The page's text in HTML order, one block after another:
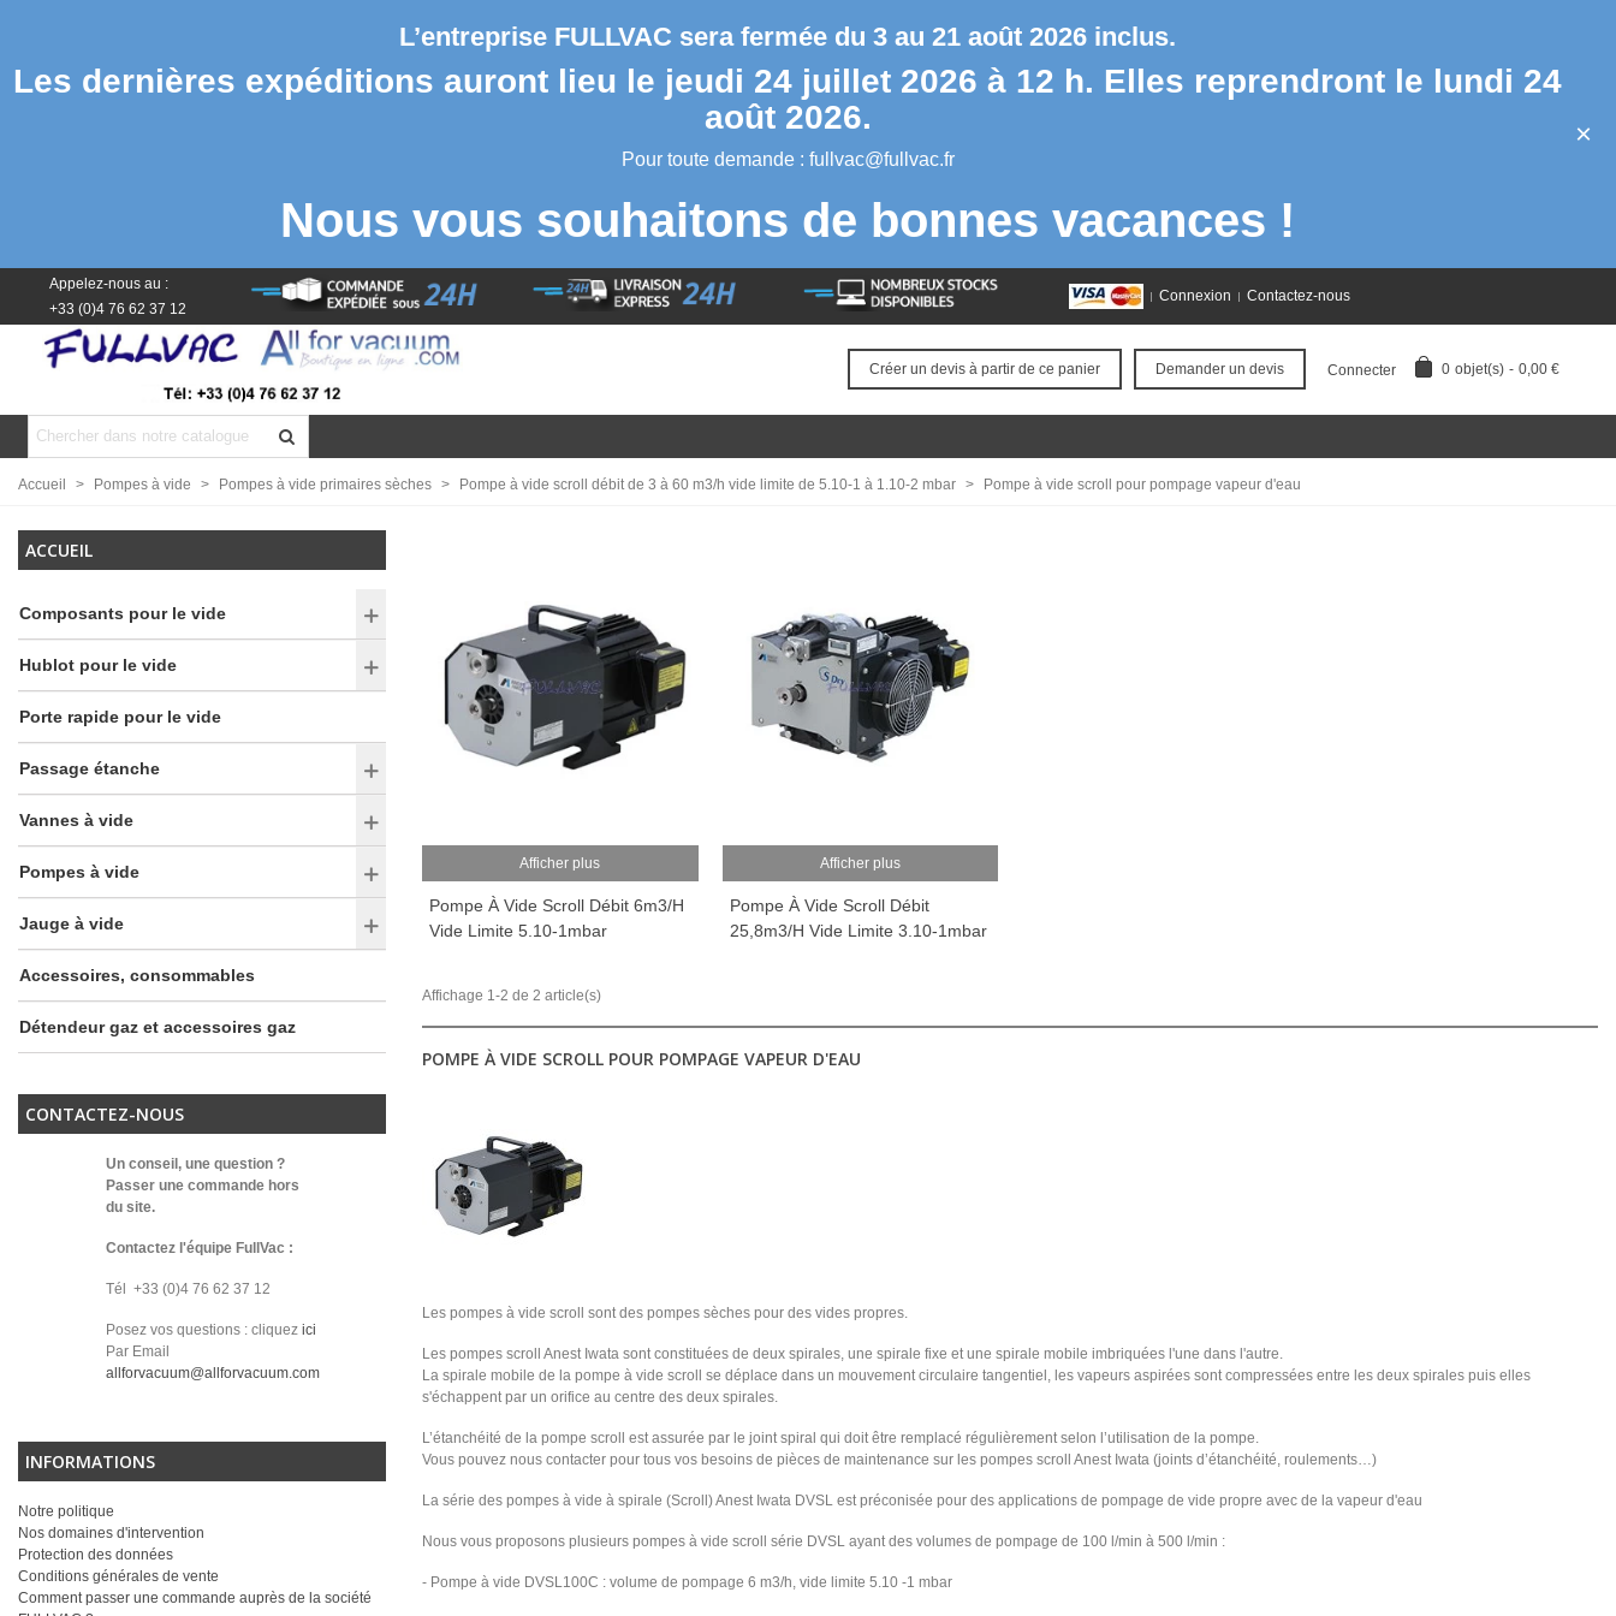
L’entreprise FULLVAC sera fermée du 3 au 21 août 2026 inclus.
Les dernières expéditions auront lieu le jeudi 24 juillet 2026 à 12 h. Elles reprendront le lundi 24
août 2026.
Pour toute demande : fullvac@fullvac.fr
Nous vous souhaitons de bonnes vacances !
×
Appelez-nous au :
+33 (0)4 76 62 37 12
Connexion Contactez-nous
Créer un devis à partir de ce panier Demander un devis Connecter 0 objet(s) - 0,00 €
Accueil > Pompes à vide > Pompes à vide primaires sèches > Pompe à vide scroll débit de 3 à 60 m3/h vide limite de 5.10-1 à 1.10-2 mbar > Pompe à vide scroll pour pompage vapeur d'eau
ACCUEIL
Composants pour le vide
Hublot pour le vide
Porte rapide pour le vide
Passage étanche
Vannes à vide
Pompes à vide
Jauge à vide
Accessoires, consommables
Détendeur gaz et accessoires gaz
CONTACTEZ-NOUS
Un conseil, une question ?
Passer une commande hors
du site.
Contactez l'équipe FullVac :
Tél +33 (0)4 76 62 37 12
Posez vos questions : cliquez ici
Par Email
allforvacuum@allforvacuum.com
INFORMATIONS
Notre politique
Nos domaines d'intervention
Protection des données
Conditions générales de vente
Comment passer une commande auprès de la société
Afficher plus
Pompe À Vide Scroll Débit 6m3/h
Vide Limite 5.10-1mbar
Afficher plus
Pompe À Vide Scroll Débit
25,8m3/h Vide Limite 3.10-1mbar
Affichage 1-2 de 2 article(s)
POMPE À VIDE SCROLL POUR POMPAGE VAPEUR D'EAU
Les pompes à vide scroll sont des pompes sèches pour des vides propres.
Les pompes scroll Anest Iwata sont constituées de deux spirales, une spirale fixe et une spirale mobile imbriquées l'une dans l'autre.
La spirale mobile de la pompe à vide scroll se déplace dans un mouvement circulaire tangentiel, les vapeurs aspirées sont compressées entre les deux spirales puis elles
s'échappent par un orifice au centre des deux spirales.
L’étanchéité de la pompe scroll est assurée par le joint spiral qui doit être remplacé régulièrement selon l’utilisation de la pompe.
Vous pouvez nous contacter pour tous vos besoins de pièces de maintenance sur les pompes scroll Anest Iwata (joints d’étanchéité, roulements…)
La série des pompes à vide à spirale (Scroll) Anest Iwata DVSL est préconisée pour des applications de pompage de vide propre avec de la vapeur d'eau
Nous vous proposons plusieurs pompes à vide scroll série DVSL ayant des volumes de pompage de 100 l/min à 500 l/min :
- Pompe à vide DVSL100C : volume de pompage 6 m3/h, vide limite 5.10 -1 mbar